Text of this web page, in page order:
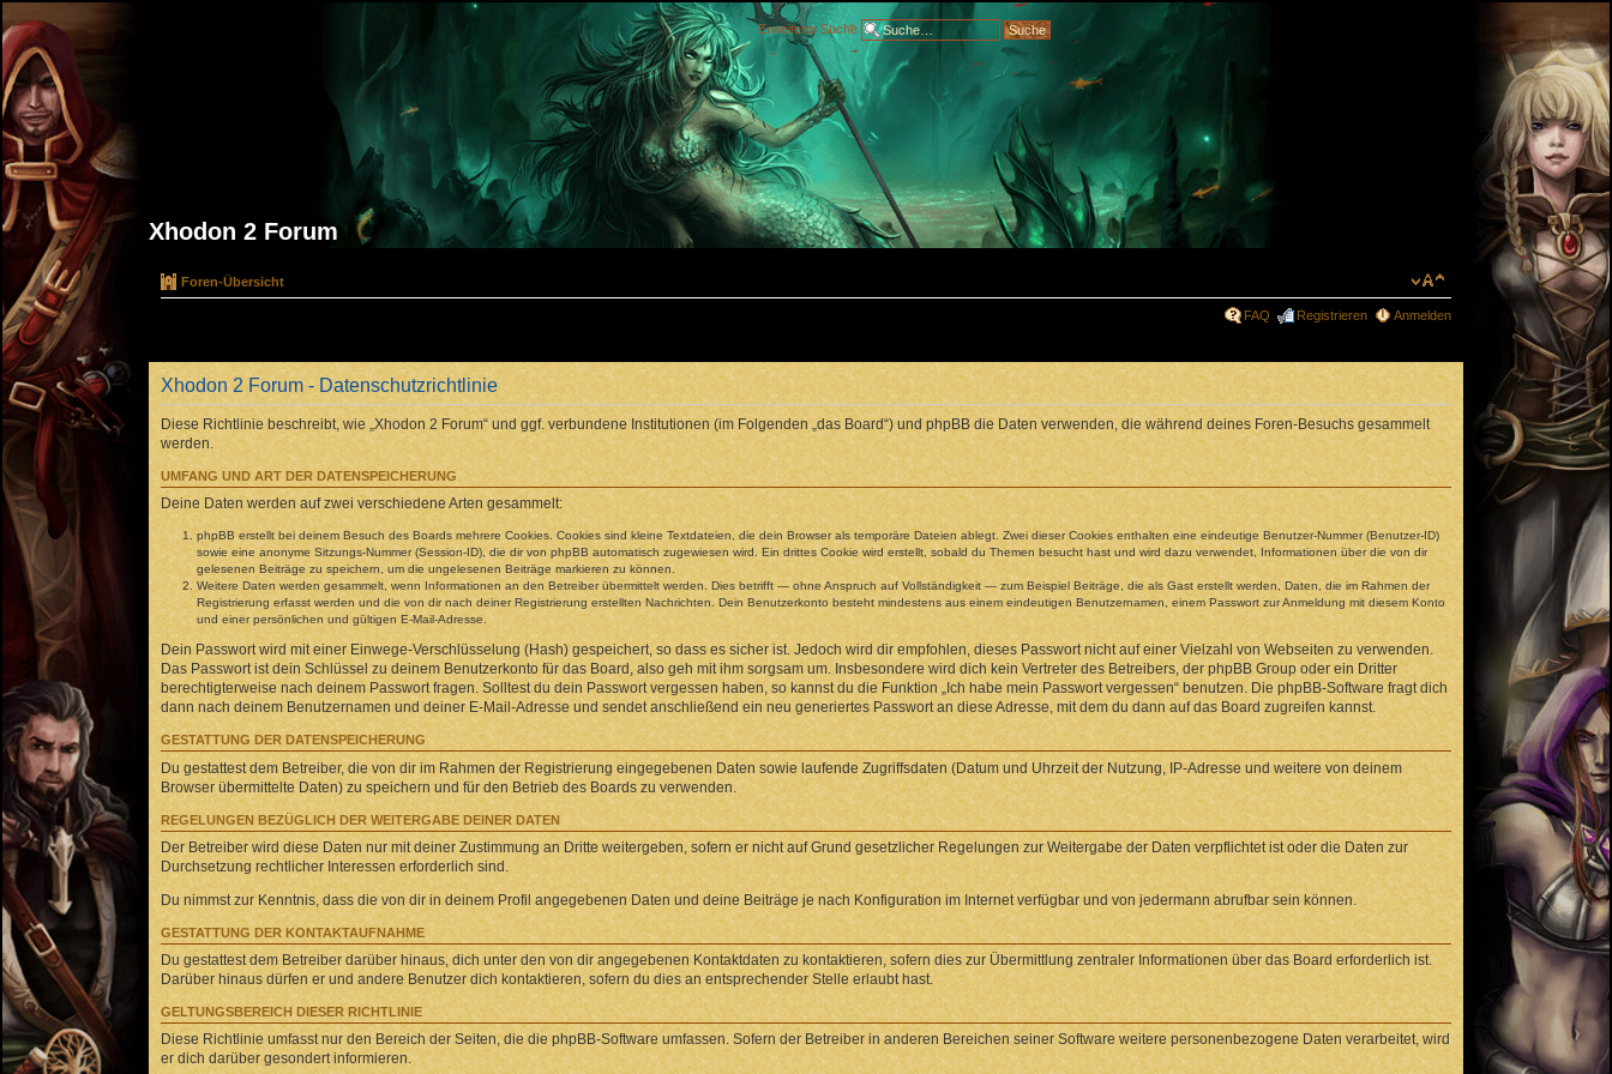
Erweiterte Suche
Xhodon 2 Forum
Foren-Übersicht
FAQ Registrieren Anmelden
Xhodon 2 Forum - Datenschutzrichtlinie
Diese Richtlinie beschreibt, wie „Xhodon 2 Forum“ und ggf. verbundene Institutionen (im Folgenden „das Board“) und phpBB die Daten verwenden, die während deines Foren-Besuchs gesammelt
werden.
UMFANG UND ART DER DATENSPEICHERUNG
Deine Daten werden auf zwei verschiedene Arten gesammelt:
phpBB erstellt bei deinem Besuch des Boards mehrere Cookies. Cookies sind kleine Textdateien, die dein Browser als temporäre Dateien ablegt. Zwei dieser Cookies enthalten eine eindeutige Benutzer-Nummer (Benutzer-ID)
sowie eine anonyme Sitzungs-Nummer (Session-ID), die dir von phpBB automatisch zugewiesen wird. Ein drittes Cookie wird erstellt, sobald du Themen besucht hast und wird dazu verwendet, Informationen über die von dir
gelesenen Beiträge zu speichern, um die ungelesenen Beiträge markieren zu können.
Weitere Daten werden gesammelt, wenn Informationen an den Betreiber übermittelt werden. Dies betrifft — ohne Anspruch auf Vollständigkeit — zum Beispiel Beiträge, die als Gast erstellt werden, Daten, die im Rahmen der
Registrierung erfasst werden und die von dir nach deiner Registrierung erstellten Nachrichten. Dein Benutzerkonto besteht mindestens aus einem eindeutigen Benutzernamen, einem Passwort zur Anmeldung mit diesem Konto
und einer persönlichen und gültigen E-Mail-Adresse.
Dein Passwort wird mit einer Einwege-Verschlüsselung (Hash) gespeichert, so dass es sicher ist. Jedoch wird dir empfohlen, dieses Passwort nicht auf einer Vielzahl von Webseiten zu verwenden.
Das Passwort ist dein Schlüssel zu deinem Benutzerkonto für das Board, also geh mit ihm sorgsam um. Insbesondere wird dich kein Vertreter des Betreibers, der phpBB Group oder ein Dritter
berechtigterweise nach deinem Passwort fragen. Solltest du dein Passwort vergessen haben, so kannst du die Funktion „Ich habe mein Passwort vergessen“ benutzen. Die phpBB-Software fragt dich
dann nach deinem Benutzernamen und deiner E-Mail-Adresse und sendet anschließend ein neu generiertes Passwort an diese Adresse, mit dem du dann auf das Board zugreifen kannst.
GESTATTUNG DER DATENSPEICHERUNG
Du gestattest dem Betreiber, die von dir im Rahmen der Registrierung eingegebenen Daten sowie laufende Zugriffsdaten (Datum und Uhrzeit der Nutzung, IP-Adresse und weitere von deinem
Browser übermittelte Daten) zu speichern und für den Betrieb des Boards zu verwenden.
REGELUNGEN BEZÜGLICH DER WEITERGABE DEINER DATEN
Der Betreiber wird diese Daten nur mit deiner Zustimmung an Dritte weitergeben, sofern er nicht auf Grund gesetzlicher Regelungen zur Weitergabe der Daten verpflichtet ist oder die Daten zur
Durchsetzung rechtlicher Interessen erforderlich sind.
Du nimmst zur Kenntnis, dass die von dir in deinem Profil angegebenen Daten und deine Beiträge je nach Konfiguration im Internet verfügbar und von jedermann abrufbar sein können.
GESTATTUNG DER KONTAKTAUFNAHME
Du gestattest dem Betreiber darüber hinaus, dich unter den von dir angegebenen Kontaktdaten zu kontaktieren, sofern dies zur Übermittlung zentraler Informationen über das Board erforderlich ist.
Darüber hinaus dürfen er und andere Benutzer dich kontaktieren, sofern du dies an entsprechender Stelle erlaubt hast.
GELTUNGSBEREICH DIESER RICHTLINIE
Diese Richtlinie umfasst nur den Bereich der Seiten, die die phpBB-Software umfassen. Sofern der Betreiber in anderen Bereichen seiner Software weitere personenbezogene Daten verarbeitet, wird
er dich darüber gesondert informieren.